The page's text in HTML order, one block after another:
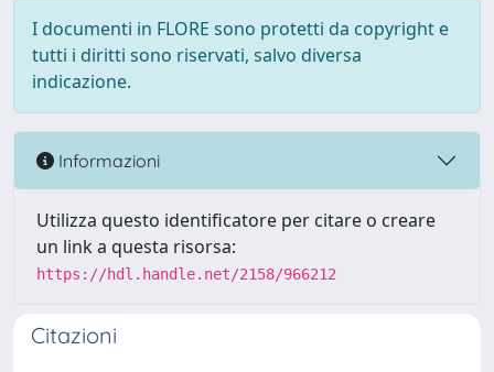
I documenti in FLORE sono protetti da copyright e
tutti i diritti sono riservati, salvo diversa
indicazione.
Informazioni
Utilizza questo identificatore per citare o creare
un link a questa risorsa:
https://hdl.handle.net/2158/966212
Citazioni